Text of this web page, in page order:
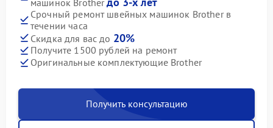
Срочный ремонт швейных машинок Brother в
течении часа
Скидка для вас до 20%
Получите 1500 рублей на ремонт
Оригинальные комплектующие Brother
Получить консультацию